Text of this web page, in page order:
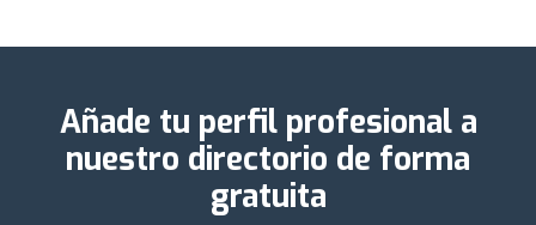
Añade tu perfil profesional a
nuestro directorio de forma
gratuita